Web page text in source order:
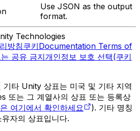
Use JSON as the output
format.
Technologies
방침쿠키Documentation Terms of
공유 금지개인정보 보호 선택(쿠키
타 Unity 상표는 미국 및 기타 지역
또는 그 계열사의 상표 또는 등록상
여기에서 확인하세요
). 기타 명칭
자의 상표입니다.